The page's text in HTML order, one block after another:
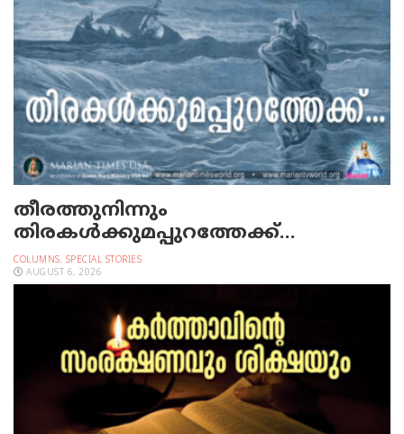
തീരത്തുനിന്നും
തിരകള്‍ക്കുമപ്പുറത്തേക്ക്…
COLUMNS, SPECIAL STORIES
AUGUST 6, 2026